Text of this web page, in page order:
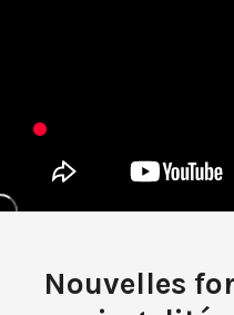
Nouvelles